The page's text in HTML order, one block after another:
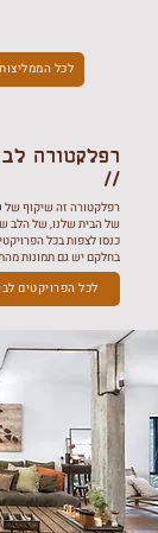
לכל
רפלקטורה
//
רפלקטורה זה שיקוף של
של הבית שלנו, של הלב
כנסו לצפות בכל
בחלקם יש גם תמונות
לכל הפרויקטים